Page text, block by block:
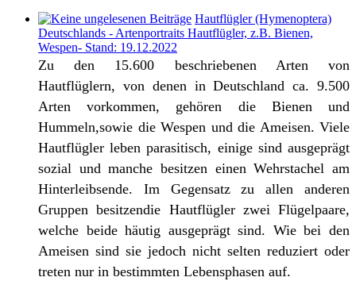
Hautflügler (Hymenoptera)
Deutschlands - Artenportraits Hautflügler, z.B. Bienen,
Wespen- Stand: 19.12.2022
Zu den 15.600 beschriebenen Arten von
Hautflüglern, von denen in Deutschland ca. 9.500
Arten vorkommen, gehören die Bienen und
Hummeln,sowie die Wespen und die Ameisen. Viele
Hautflügler leben parasitisch, einige sind ausgeprägt
sozial und manche besitzen einen Wehrstachel am
Hinterleibsende. Im Gegensatz zu allen anderen
Gruppen besitzendie Hautflügler zwei Flügelpaare,
welche beide häutig ausgeprägt sind. Wie bei den
Ameisen sind sie jedoch nicht selten reduziert oder
treten nur in bestimmten Lebensphasen auf.